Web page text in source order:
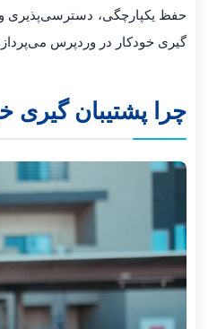
حفظ یکپارچگی، دسترسی‌پذیری و
گیری خودکار در وردپرس
چرا پشتیبان